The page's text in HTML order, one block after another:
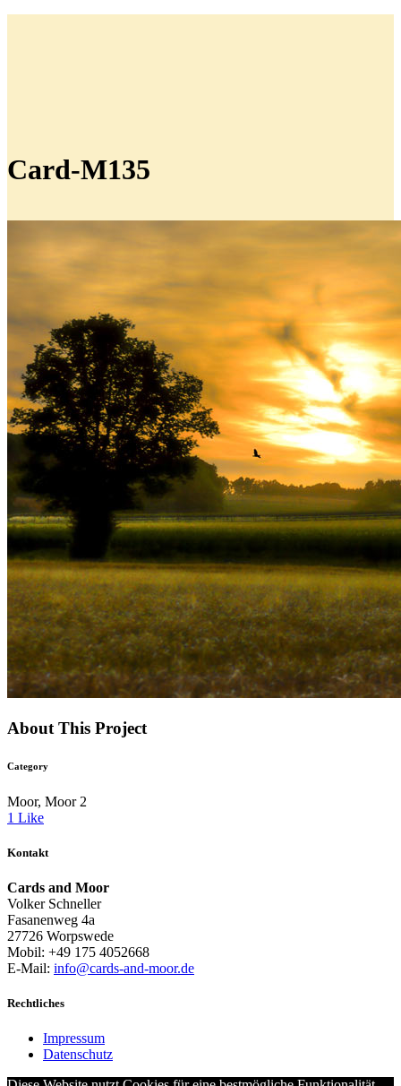
Card-M135
About This Project
Category
Moor, Moor 2
1 Like
Kontakt
Cards and Moor
Volker Schneller
Fasanenweg 4a
27726 Worpswede
Mobil: +49 175 4052668
E-Mail: info@cards-and-moor.de
Rechtliches
Impressum
Datenschutz